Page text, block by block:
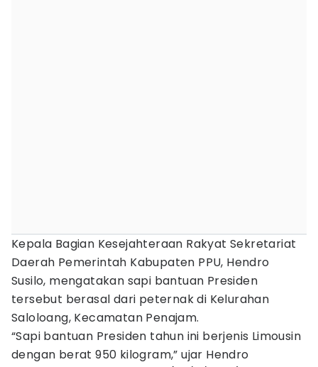
Kepala Bagian Kesejahteraan Rakyat Sekretariat
Daerah Pemerintah Kabupaten PPU, Hendro
Susilo, mengatakan sapi bantuan Presiden
tersebut berasal dari peternak di Kelurahan
Saloloang, Kecamatan Penajam.
“Sapi bantuan Presiden tahun ini berjenis Limousin
dengan berat 950 kilogram,” ujar Hendro